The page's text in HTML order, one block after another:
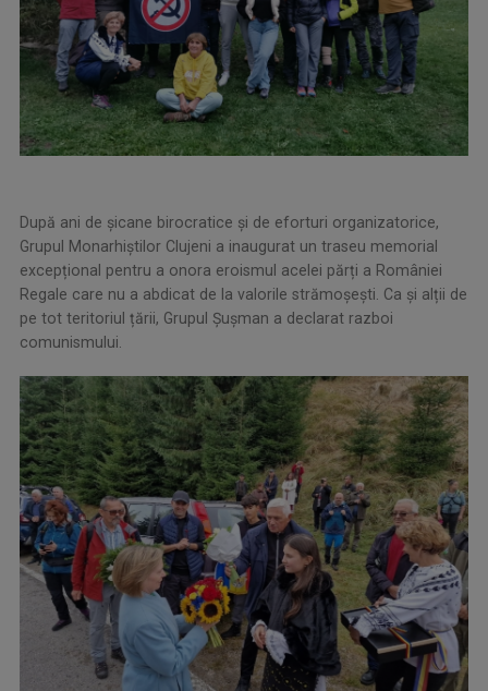
După ani de șicane birocratice și de eforturi organizatorice,
Grupul Monarhiștilor Clujeni a inaugurat un traseu memorial
excepțional pentru a onora eroismul acelei părți a României
Regale care nu a abdicat de la valorile strămoșești. Ca și alții de
pe tot teritoriul țării, Grupul Șușman a declarat razboi
comunismului.